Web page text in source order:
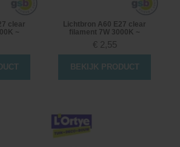
clear
~
Lichtbron A60 E27 clear
filament 7W 3000K ~
€ 2,55
BEKIJK PRODUCT